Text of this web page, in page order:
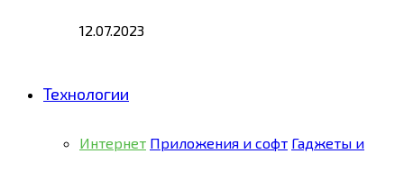
12.07.2023
Технологии
Интернет Приложения и софт Гаджеты и